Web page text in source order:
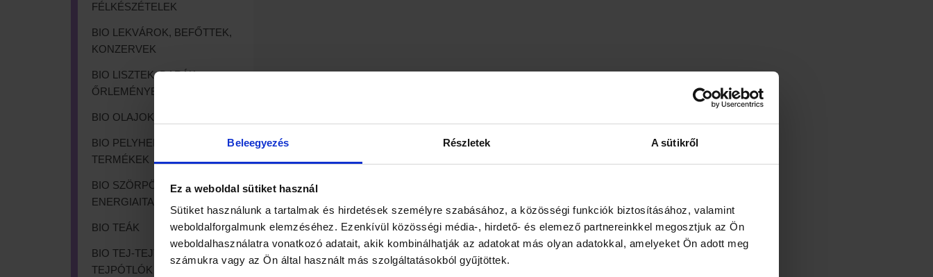
Beleegyezés Részletek A sütikről
Ez a weboldal sütiket használ
Sütiket használunk a tartalmak és hirdetések személyre szabásához, a közösségi funkciók biztosításához, valamint
weboldalforgalmunk elemzéséhez. Ezenkívül közösségi média-, hirdető- és elemező partnereinkkel megosztjuk az Ön
weboldalhasználatra vonatkozó adatait, akik kombinálhatják az adatokat más olyan adatokkal, amelyeket Ön adott meg
számukra vagy az Ön által használt más szolgáltatásokból gyűjtöttek.
FÉLKÉSZÉTELEK
BIO LEKVÁROK, BEFŐTTEK,
KONZERVEK
BIO LISZTEK, DARÁK,
ŐRLEMÉNYEK
BIO OLAJOK, ZSÍROK
BIO PELYHEK, PUFFASZTOTT
TERMÉKEK
BIO SZÖRPÖK, ÜDÍTŐK,
ENERGIAITALOK
BIO TEÁK
BIO TEJ-TEJTERMÉKEK,
TEJPÓTLÓK